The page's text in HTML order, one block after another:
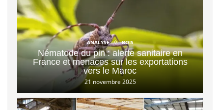
ANALYSE BOIS
Nématode du pin : alerte sanitaire en
France et menaces sur les exportations
vers le Maroc
21 novembre 2025